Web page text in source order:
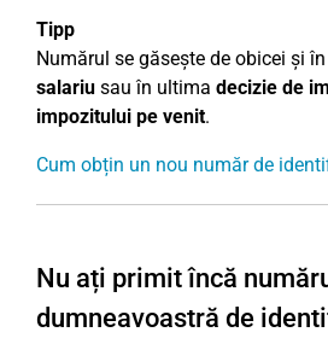
Tipp
Numărul se găsește de obicei și în
salariu sau în ultima decizie de
impozitului pe venit.
Cum obțin un nou număr de
Nu ați primit încă
dumneavoastră de